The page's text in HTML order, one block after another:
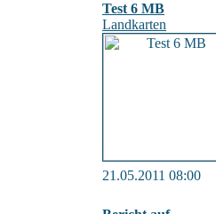
Test 6 MB
Landkarten
21.05.2011 08:00